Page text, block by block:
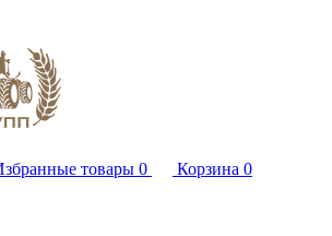
товары 0 Корзина 0